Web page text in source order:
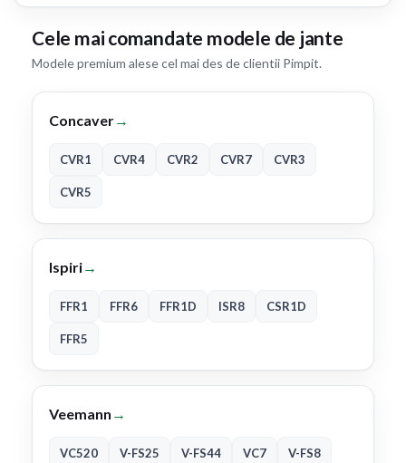
Cele mai comandate modele de jante
Modele premium alese cel mai des de clientii Pimpit.
Concaver→
CVR1 CVR4 CVR2 CVR7 CVR3
CVR5
Ispiri→
FFR1 FFR6 FFR1D ISR8 CSR1D
FFR5
Veemann →
VC520 V-FS25 V-FS44 VC7 V-FS8